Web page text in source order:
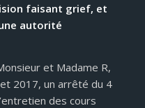
faisant grief, et
autorité
et Madame R,
2017, un arrêté du 4
des cours